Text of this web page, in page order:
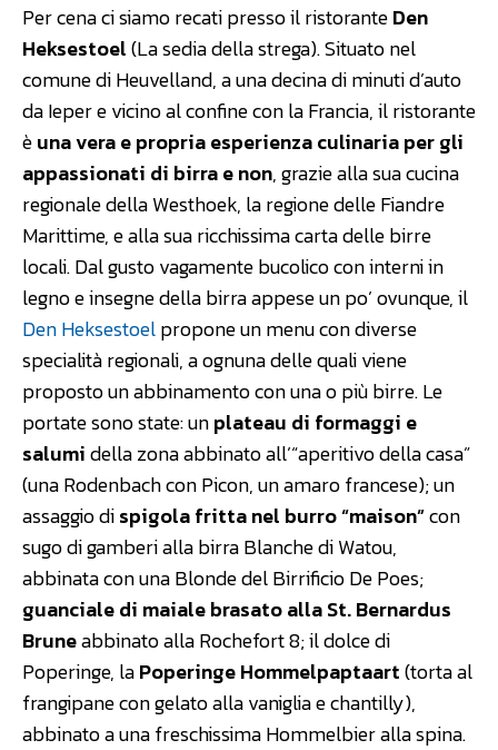
Per cena ci siamo recati presso il ristoranteDen
Heksestoel(La sedia della strega). Situato nel
comune di Heuvelland, a una decina di minuti d’auto
da Ieper e vicino al confine con la Francia, il ristorante
èuna vera e propria esperienza culinaria per gli
appassionati di birra e non, grazie alla sua cucina
regionale della Westhoek, la regione delle Fiandre
Marittime, e alla sua ricchissima carta delle birre
locali. Dal gusto vagamente bucolico con interni in
legno e insegne della birra appese un po’ ovunque, il
Den Heksestoelpropone un menu con diverse
specialità regionali, a ognuna delle quali viene
proposto un abbinamento con una o più birre. Le
portate sono state: unplateau di formaggi e
salumidella zona abbinato all’“aperitivo della casa”
(una Rodenbach con Picon, un amaro francese); un
assaggio dispigola fritta nel burro “maison”con
sugo di gamberi alla birra Blanche di Watou,
abbinata con una Blonde del Birrificio De Poes;
guanciale di maiale brasato alla St. Bernardus
Bruneabbinato alla Rochefort 8; il dolce di
Poperinge, laPoperinge Hommelpaptaart(torta al
frangipane con gelato alla vaniglia e chantilly),
abbinato a una freschissima Hommelbier alla spina.